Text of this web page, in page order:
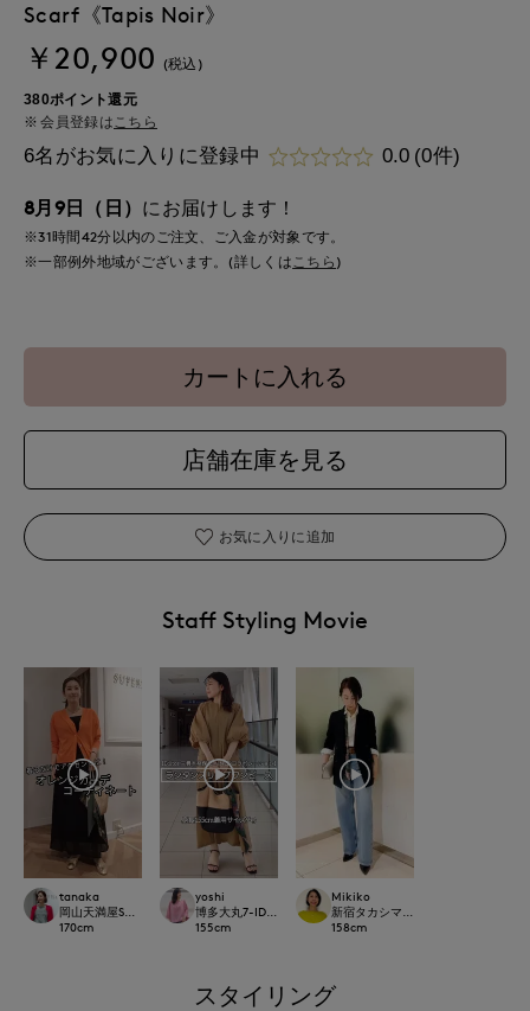
Scarf《Tapis Noir》
￥20,900 (税込)
380ポイント還元
会員登録は こちら
6名がお気に入りに登録中 0.0 (0件)
8月9日（日） にお届けします！
※31時間42分以内のご注文、ご入金が対象です。
※一部例外地域がございます。(詳しくはこちら )
カートに入れる
店舗在庫を見る
お気に入りに追加
Staff Styling Movie
tanaka
岡山天満屋SUPERIORCLOSET
170cm
yoshi
博多大丸7-IDconcept.
155cm
Mikiko
新宿タカシマヤSUPERIOR CLOSET
158cm
スタイリング